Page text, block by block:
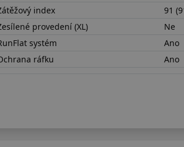
index
91
provedení (XL)
Ne
systém
Ano
ráfku
Ano